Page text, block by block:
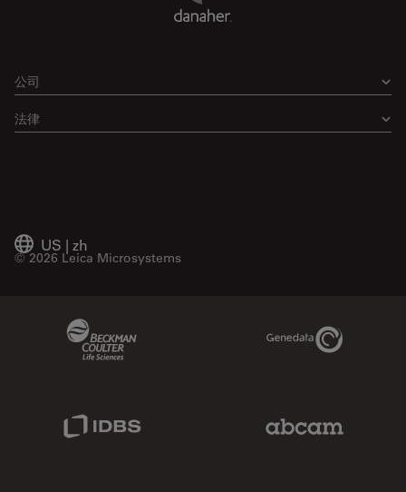
公司
法律
US | zh
© 2026 Leica Microsystems
Genedata Link
IDBS Link